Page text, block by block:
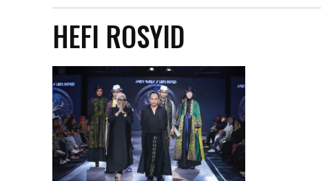
HEFI ROSYID